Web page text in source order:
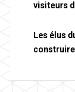
visiteurs
Les élus